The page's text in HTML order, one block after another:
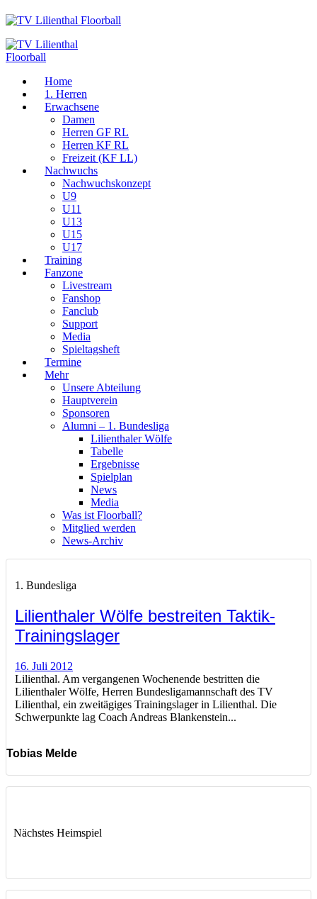
Home
1. Herren
Erwachsene
Damen
Herren GF RL
Herren KF RL
Freizeit (KF LL)
Nachwuchs
Nachwuchskonzept
U9
U11
U13
U15
U17
Training
Fanzone
Livestream
Fanshop
Fanclub
Support
Media
Spieltagsheft
Termine
Mehr
Unsere Abteilung
Hauptverein
Sponsoren
Alumni – 1. Bundesliga
Lilienthaler Wölfe
Tabelle
Ergebnisse
Spielplan
News
Media
Was ist Floorball?
Mitglied werden
News-Archiv
1. Bundesliga
Lilienthaler Wölfe bestreiten Taktik-
Trainingslager
16. Juli 2012
Lilienthal. Am vergangenen Wochenende bestritten die
Lilienthaler Wölfe, Herren Bundesligamannschaft des TV
Lilienthal, ein zweitägiges Trainingslager in Lilienthal. Die
Schwerpunkte lag Coach Andreas Blankenstein...
Tobias Melde
Nächstes Heimspiel